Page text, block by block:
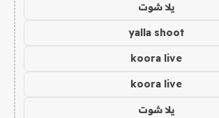
يلا شوت
yalla shoot
koora live
koora live
يلا شوت